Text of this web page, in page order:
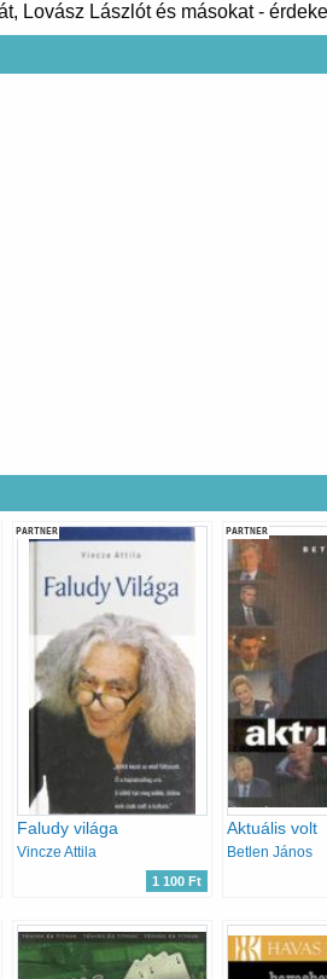
Lovász Lászlót és másokat -
PARTNER
Faludy világa
Vincze Attila
1 100 Ft
PARTNER
Aktuális volt
Betlen János